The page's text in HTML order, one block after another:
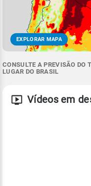
EXPLORAR MAPA
CONSULTE A PREVISÃO DO
LUGAR DO BRASIL
Vídeos em